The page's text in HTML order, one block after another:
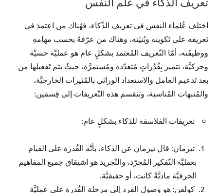
اختلف عُلماء النفس في تعريف الذّكاء، فهُناك من اعتمدَ في
تَعريفه على تَكوينه وبُنيَته، وهناك من عرّفهُ بحسب مهامهِ
ووظيفَته، أمّا التّعريف المُعتمد بشكلٍ عام هو عمليَّة حسيَّة
وحركيَّة، تتميز بِقُدُراتٍ مُتعدّدة ومُستمرَّة، حيثُ يتم تَفعيلها من
بعد تَدعيم العامل والاستعداد الوراثي بالمُثيرات الخارجيَّة،
والمُنبهات المُناسبة، وتنقسم هذه التّعريفات إلى قِسمَين:
تعريفات الفلاسفة للذكاء بشكلٍ عام:
تيرمان: قال تيرمان عن الذكاء، بأنَّه القُدرة على القيام
بعمليَّة التّفكير المُجرّد، والتّجريد هو اشتِقاق جميع المفاهيم
الحرفيَّة ماديَّةً كانت، أو حقيقيَّة.
كولفن: هو وصول الفرد إلى مرحلة القُدرة على عمليَّة